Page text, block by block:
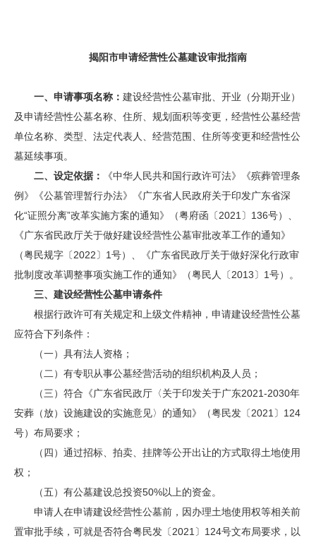
揭阳市申请经营性公墓建设审批指南
一、 申请事项名称： 建设经营性公墓审批、开业（分期开业）
及申请经营性公墓名称、住所、规划面积等变更，经营性公墓经营
单位名称、类型、法定代表人、经营范围、住所等变更和经营性公
墓延续事项。
二、设定依据：
《中华人民共和国行政许可法》《殡葬管理条
例》《公墓管理暂行办法》《广东省人民政府关于印发广东省深
化“证照分离”改革实施方案的通知》（粤府函〔2021〕136号）、
《广东省民政厅关于做好建设经营性公墓审批改革工作的通知》
（粤民规字〔2022〕1号）、《广东省民政厅关于做好深化行政审
批制度改革调整事项实施工作的通知》（粤民人〔2013〕1号）。
三、建设经营性公墓申请条件
根据行政许可有关规定和上级文件精神，申请建设经营性公墓
应符合下列条件：
（一）具有法人资格；
（二）有专职从事公墓经营活动的组织机构及人员；
（三）符合《广东省民政厅〈关于印发关于广东2021-2030年
安葬（放）设施建设的实施意见〉的通知》（粤民发〔2021〕124
号）布局要求；
（四）通过招标、拍卖、挂牌等公开出让的方式取得土地使用
权；
（五）有公墓建设总投资50%以上的资金。
申请人在申请建设经营性公墓前，因办理土地使用权等相关前
置审批手续，可就是否符合粤民发〔2021〕124号文布局要求，以